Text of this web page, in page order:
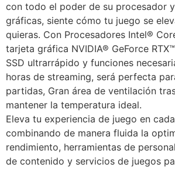
con todo el poder de su procesador
gráficas, siente cómo tu juego se
quieras. Con Procesadores Intel®
tarjeta gráfica NVIDIA® GeForce
SSD ultrarrápido y funciones
horas de streaming, será perfecta
partidas, Gran área de ventilación
mantener la temperatura ideal.
Eleva tu experiencia de juego en
combinando de manera fluida la
rendimiento, herramientas de
de contenido y servicios de juegos